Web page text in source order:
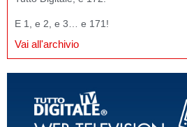
E 1, e 2, e 3… e 171!
Vai all'archivio